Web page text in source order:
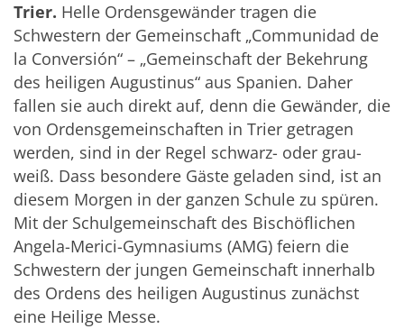
Trier. Helle Ordensgewänder tragen die
Schwestern der Gemeinschaft „Communidad de
la Conversión“ – „Gemeinschaft der Bekehrung
des heiligen Augustinus“ aus Spanien. Daher
fallen sie auch direkt auf, denn die Gewänder, die
von Ordensgemeinschaften in Trier getragen
werden, sind in der Regel schwarz- oder grau-
weiß. Dass besondere Gäste geladen sind, ist an
diesem Morgen in der ganzen Schule zu spüren.
Mit der Schulgemeinschaft des Bischöflichen
Angela-Merici-Gymnasiums (AMG) feiern die
Schwestern der jungen Gemeinschaft innerhalb
des Ordens des heiligen Augustinus zunächst
eine Heilige Messe.